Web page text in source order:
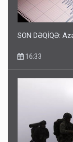
Bakıdakı
10:13
SON DƏQİQƏ:
16:33